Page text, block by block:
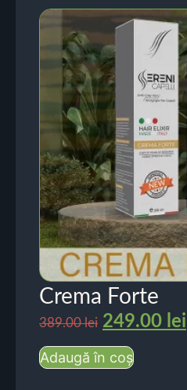
Crema Forte
389.00lei 249.00 lei
Adaugă în coș